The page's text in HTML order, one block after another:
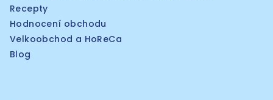
Recepty
Hodnocení obchodu
Velkoobchod a HoReCa
Blog